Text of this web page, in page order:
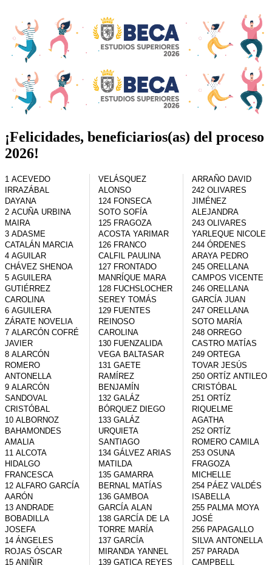
¡Felicidades, beneficiarios(as) del proceso
2026!
1 ACEVEDO
IRRAZÁBAL
DAYANA
2 ACUÑA URBINA
MAIRA
3 ADASME
CATALÁN MARCIA
4 AGUILAR
CHÁVEZ SHENOA
5 AGUILERA
GUTIÉRREZ
CAROLINA
6 AGUILERA
ZÁRATE NOVELIA
7 ALARCÓN COFRÉ
JAVIER
8 ALARCÓN
ROMERO
ANTONELLA
9 ALARCÓN
SANDOVAL
CRISTÓBAL
10 ALBORNOZ
BAHAMONDES
AMALIA
11 ALCOTA
HIDALGO
FRANCESCA
12 ALFARO GARCÍA
AARÓN
13 ANDRADE
BOBADILLA
JOSEFA
14 ÁNGELES
ROJAS ÓSCAR
15 ANIÑIR
VELÁSQUEZ
ALONSO
124 FONSECA
SOTO SOFÍA
125 FRAGOZA
ACOSTA YARIMAR
126 FRANCO
CALFIL PAULINA
127 FRONTADO
MANRÍQUE MARA
128 FUCHSLOCHER
SEREY TOMÁS
129 FUENTES
REINOSO
CAROLINA
130 FUENZALIDA
VEGA BALTASAR
131 GAETE
RAMÍREZ
BENJAMÍN
132 GALÁZ
BÓRQUEZ DIEGO
133 GALÁZ
URQUIETA
SANTIAGO
134 GÁLVEZ ARIAS
MATILDA
135 GAMARRA
BERNAL MATÍAS
136 GAMBOA
GARCÍA ALAN
138 GARCÍA DE LA
TORRE MARÍA
137 GARCÍA
MIRANDA YANNEL
139 GATICA REYES
ARRAÑO DAVID
242 OLIVARES
JIMÉNEZ
ALEJANDRA
243 OLIVARES
YARLEQUE NICOLE
244 ÓRDENES
ARAYA PEDRO
245 ORELLANA
CAMPOS VICENTE
246 ORELLANA
GARCÍA JUAN
247 ORELLANA
SOTO MARÍA
248 ORREGO
CASTRO MATÍAS
249 ORTEGA
TOVAR JESÚS
250 ORTÍZ ANTILEO
CRISTÓBAL
251 ORTÍZ
RIQUELME
AGATHA
252 ORTÍZ
ROMERO CAMILA
253 OSUNA
FRAGOZA
MICHELLE
254 PÁEZ VALDÉS
ISABELLA
255 PALMA MOYA
JOSÉ
256 PAPAGALLO
SILVA ANTONELLA
257 PARADA
CAMPBELL